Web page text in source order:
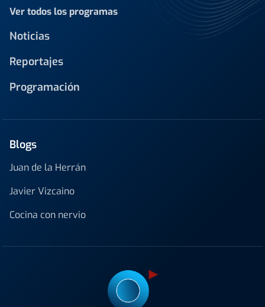
Ver todos los programas
Noticias
Reportajes
Programación
Blogs
Juan de la Herrán
Javier Vizcaino
Cocina con nervio